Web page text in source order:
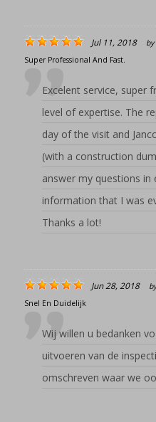
Jul 11, 2018 by
Super Professional And Fast.
Excelent service, super
level of expertise. The
day of the visit and
(with a construction
answer my questions in
information that I was
Thanks a lot!
Jun 28, 2018
Snel En Duidelijk
Wij willen u bedanken
uitvoeren van de
omschreven waar we